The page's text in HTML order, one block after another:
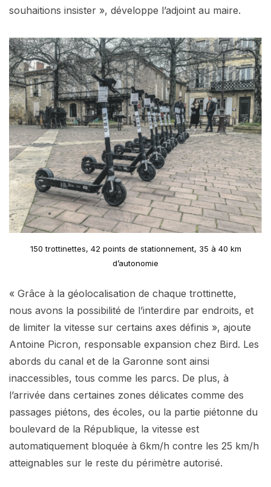
souhaitions insister », développe l’adjoint au maire.
150 trottinettes, 42 points de stationnement, 35 à 40 km
d’autonomie
« Grâce à la géolocalisation de chaque trottinette,
nous avons la possibilité de l’interdire par endroits, et
de limiter la vitesse sur certains axes définis », ajoute
Antoine Picron, responsable expansion chez Bird. Les
abords du canal et de la Garonne sont ainsi
inaccessibles, tous comme les parcs. De plus, à
l’arrivée dans certaines zones délicates comme des
passages piétons, des écoles, ou la partie piétonne du
boulevard de la République, la vitesse est
automatiquement bloquée à 6km/h contre les 25 km/h
atteignables sur le reste du périmètre autorisé.